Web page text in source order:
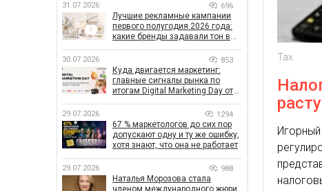
Tax
31.07.2026 696
Лучшие рекламные кампании
первого полугодия 2026 года:
какие бренды задавали тон в
30.07.2026 853
Куда двигается маркетинг:
главные сигналы рынка по
итогам Digital Marketing Day от
29.07.2026 1294
67 % маркетологов до сих пор
допускают одну и ту же ошибку,
хотя знают, что она не работает
29.07.2026 988
Наталья Морозова стала
членом международного жюри